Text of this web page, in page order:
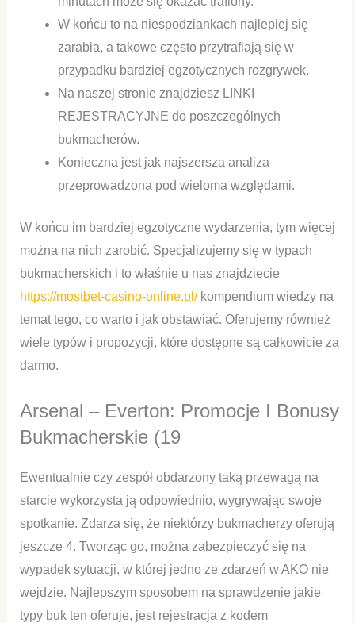
W końcu to na niespodziankach najlepiej się
zarabia, a takowe często przytrafiają się w
przypadku bardziej egzotycznych rozgrywek.
Na naszej stronie znajdziesz LINKI
REJESTRACYJNE do poszczególnych
bukmacherów.
Konieczna jest jak najszersza analiza
przeprowadzona pod wieloma względami.
W końcu im bardziej egzotyczne wydarzenia, tym więcej
można na nich zarobić. Specjalizujemy się w typach
bukmacherskich i to właśnie u nas znajdziecie
https://mostbet-casino-online.pl/kompendium wiedzy na
temat tego, co warto i jak obstawiać. Oferujemy również
wiele typów i propozycji, które dostępne są całkowicie za
darmo.
Arsenal – Everton: Promocje I Bonusy
Bukmacherskie (19
Ewentualnie czy zespół obdarzony taką przewagą na
starcie wykorzysta ją odpowiednio, wygrywając swoje
spotkanie. Zdarza się, że niektórzy bukmacherzy oferują
jeszcze 4. Tworząc go, można zabezpieczyć się na
wypadek sytuacji, w której jedno ze zdarzeń w AKO nie
wejdzie. Najlepszym sposobem na sprawdzenie jakie
typy buk ten oferuje, jest rejestracja z kodem